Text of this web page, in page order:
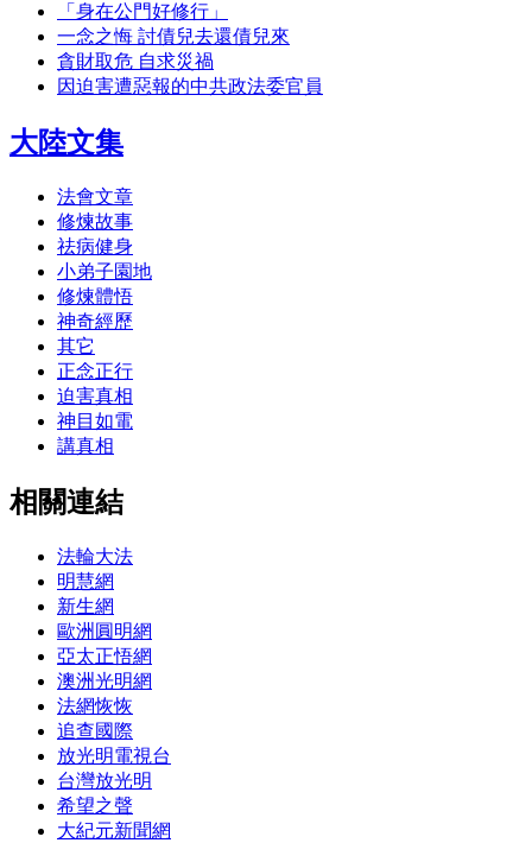
「身在公門好修行」
一念之悔 討債兒去還債兒來
貪財取危 自求災禍
因迫害遭惡報的中共政法委官員
大陸文集
法會文章
修煉故事
祛病健身
小弟子園地
修煉體悟
神奇經歷
其它
正念正行
迫害真相
神目如電
講真相
相關連結
法輪大法
明慧網
新生網
歐洲圓明網
亞太正悟網
澳洲光明網
法網恢恢
追查國際
放光明電視台
台灣放光明
希望之聲
大紀元新聞網